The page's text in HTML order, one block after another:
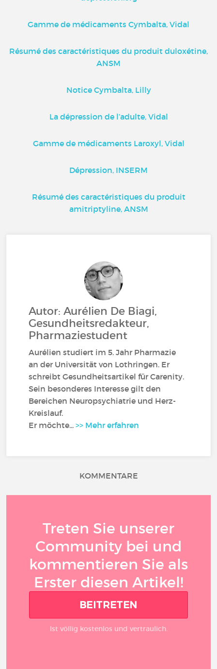
Gamme de médicaments Cymbalta, Vidal
Résumé des caractéristiques du produit duloxétine,
ANSM
Notice Cymbalta, Lilly
La dépression de l’adulte, Vidal
Gamme de médicaments Laroxyl, Vidal
Dépression, INSERM
Résumé des caractéristiques du produit
amitriptyline, ANSM
Autor: Aurélien De Biagi,
Gesundheitsredakteur,
Pharmaziestudent
Aurélien studiert im 5. Jahr Pharmazie
an der Universität von Lothringen. Er
schreibt Gesundheitsartikel für Carenity.
Sein besonderes Interesse gilt den
Bereichen Neuropsychiatrie und Herz-
Kreislauf.
Er möchte...>> Mehr erfahren
KOMMENTARE
Treten Sie unserer
Community bei und
kommentieren Sie als
Erster diesen Artikel!
BEITRETEN
Ist völlig kostenlos und vertraulich.